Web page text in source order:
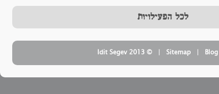
לכל הפעילויות
Blog
| ‏
Sitemap
| ‏ © Idit Segev 2013